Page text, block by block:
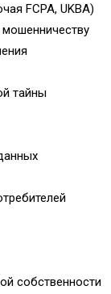
FCPA, UKBA)
тайны
собственности